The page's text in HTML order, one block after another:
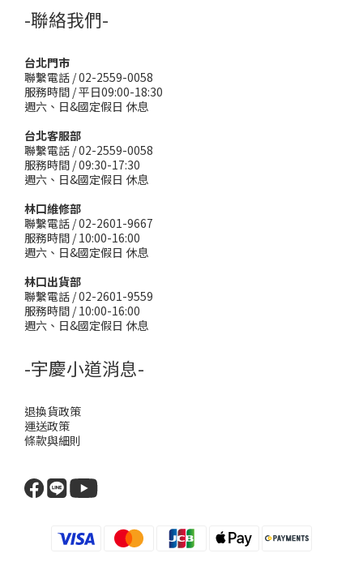
-聯絡我們-
台北門市
聯繫電話 / 02-2559-0058
服務時間 / 平日09:00-18:30
週六、日&國定假日 休息
台北客服部
聯繫電話 / 02-2559-0058
服務時間 / 09:30-17:30
週六、日&國定假日 休息
林口維修部
聯繫電話 / 02-2601-9667
服務時間 / 10:00-16:00
週六、日&國定假日 休息
林口出貨部
聯繫電話 / 02-2601-9559
服務時間 / 10:00-16:00
週六、日&國定假日 休息
-宇慶小道消息-
退換貨政策
運送政策
條款與細則